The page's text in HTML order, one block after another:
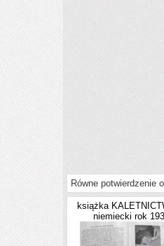
Równe potwierdzenie
książka
niemiecki rok